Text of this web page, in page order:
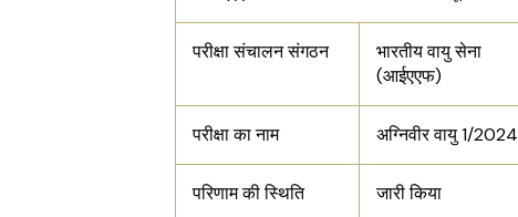
परीक्षा संचालन संगठन
भारतीय वायु सेना
(आईएएफ)
परीक्षा का नाम अग्निवीर वायु 1/2024
परिणाम की स्थिति जारी किया